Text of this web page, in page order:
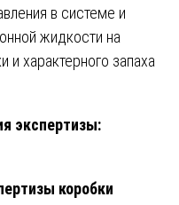
в системе и
жидкости на
и характерного запаха
экспертизы:
коробки